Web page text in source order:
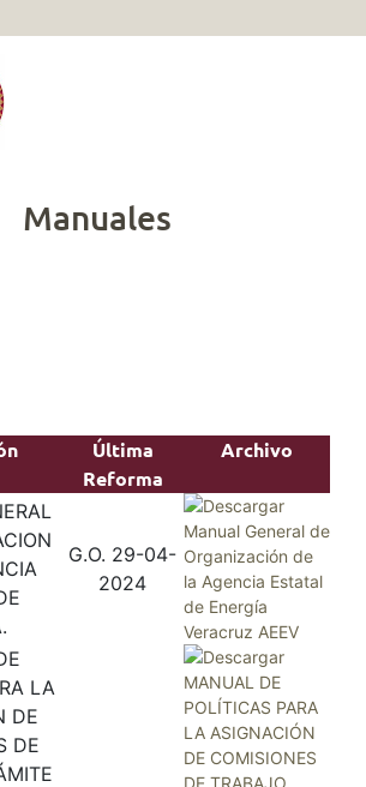
Manuales
Última
Reforma
Archivo
G.O. 29-04-
2024
LA
DE
DE